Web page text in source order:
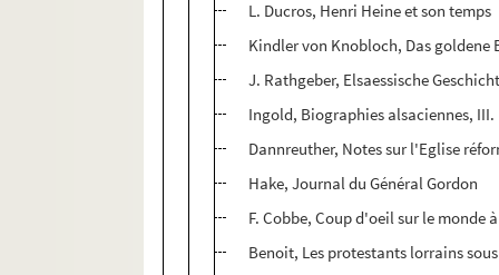
L. Ducros, Henri Heine et son temps
Kindler von Knobloch, Das goldene
J. Rathgeber, Elsaessische
Ingold, Biographies alsaciennes, III.
Dannreuther, Notes sur l'Eglise
Hake, Journal du Général Gordon
F. Cobbe, Coup d'oeil sur le monde
Benoit, Les protestants lorrains